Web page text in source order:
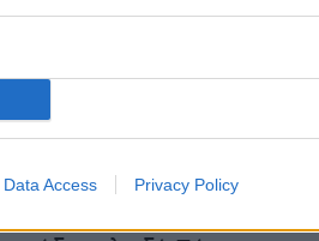
Data Access Privacy Policy
και την
τες
άνοιγμα στον πολιτικό